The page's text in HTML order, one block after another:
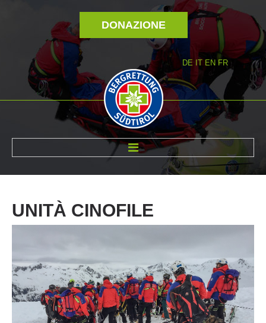
DONAZIONE
DE IT EN FR
UNITÀ CINOFILE